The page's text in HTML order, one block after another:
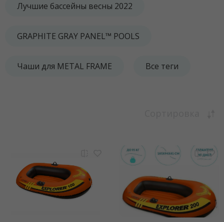
Лучшие бассейны весны 2022
GRAPHITE GRAY PANEL™ POOLS
Чаши для METAL FRAME Все теги